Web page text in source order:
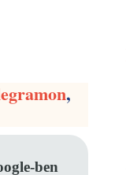
,
ben